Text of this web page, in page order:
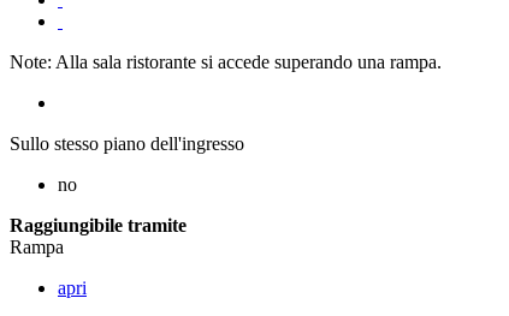
Note: Alla sala ristorante si accede superando una rampa.
Sullo stesso piano dell'ingresso
no
Raggiungibile tramite
Rampa
apri